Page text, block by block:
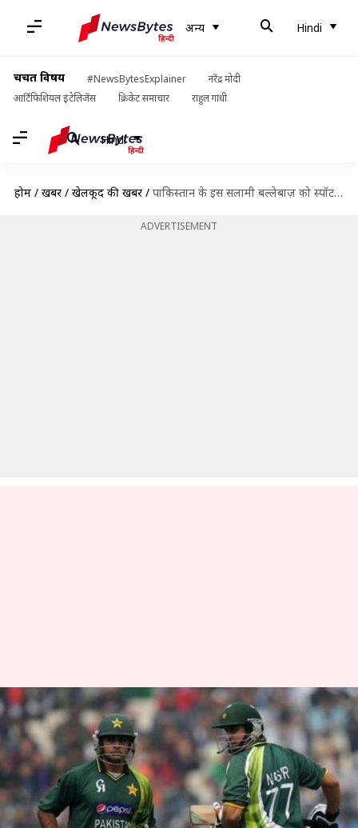
अन्य Hindi
चर्चित विषय #NewsBytesExplainer
नरेंद्र मोदी
आर्टिफिशियल इंटेलिजेंस
क्रिकेट समाचार राहुल गांधी
Hindi
होम / खबरें / खेलकूद की खबरें / पाकिस्तान के इस सलामी बल्लेबाज़ को स्पॉट फिक्सिंग मामले में हुई 17 महीने की जेल
ADVERTISEMENT
पाकिस्तान के इस सलामी बल्लेबाज़
को स्पॉट फिक्सिंग मामले में हुई 17
महीने की जेल
लेखन मोहम्मद वाहिद Feb 08, 2020 11:52 am